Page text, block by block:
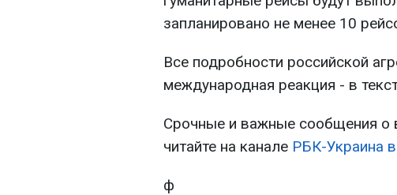
запланировано не менее 10
Все подробности российской
международная реакция - в
Срочные и важные сообщения о
читайте на канале РБК-Украина
ф